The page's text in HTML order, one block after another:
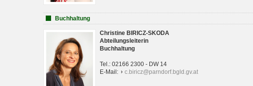
Buchhaltung
Christine BIRICZ-SKODA
Abteilungsleiterin
Buchhaltung
Tel.: 02166 2300 - DW 14
E-Mail:
c.biricz@parndorf.bgld.gv.at